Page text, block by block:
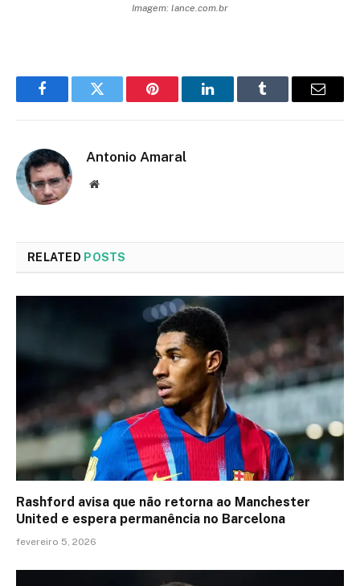
Imagem: lance.com.br
FacebookTwitter Pinterest LinkedInTumblr Email
Antonio Amaral
Website
RELATED POSTS
Rashford avisa que não retorna ao Manchester
United e espera permanência no Barcelona
fevereiro 5, 2026